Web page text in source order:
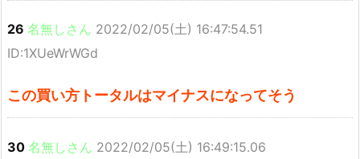
26 名無しさん 2022/02/05(土) 16:47:54.51
ID:1XUeWrWGd
この買い方トータルはマイナスになってそう
30 名無しさん 2022/02/05(土) 16:49:15.06